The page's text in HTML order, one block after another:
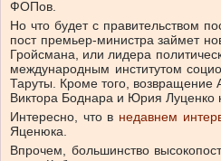
ФОПов.
Но что будет с правительством
пост премьер-министра займет
Гройсмана, или лидера
международным институтом
Таруты. Кроме того, возвращение
Виктора Боднара и Юрия Луценко
Интересно, что в недавнем
Яценюка.
Впрочем, большинство